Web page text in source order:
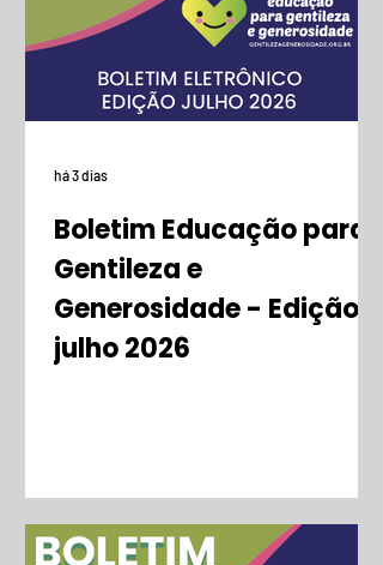
Boletim Educação para
Gentileza e
Generosidade - Edição
julho 2026
há 3 dias